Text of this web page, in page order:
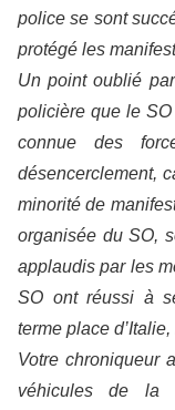
police se sont
protégé les
Un point oublié
policière que le
connue des
désencerclement,
minorité de
organisée du SO,
applaudis par les
SO ont réussi à
terme place
Votre chroniqueur
véhicules de la